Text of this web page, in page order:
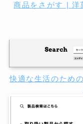
商品をさがす | 洋
快適な生活のため